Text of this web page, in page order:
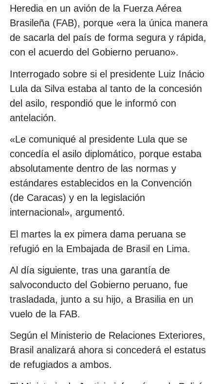
Heredia en un avión de la Fuerza Aérea
Brasileña (FAB), porque «era la única manera
de sacarla del país de forma segura y rápida,
con el acuerdo del Gobierno peruano».
Interrogado sobre si el presidente Luiz Inácio
Lula da Silva estaba al tanto de la concesión
del asilo, respondió que le informó con
antelación.
«Le comuniqué al presidente Lula que se
concedía el asilo diplomático, porque estaba
absolutamente dentro de las normas y
estándares establecidos en la Convención
(de Caracas) y en la legislación
internacional», argumentó.
El martes la ex pimera dama peruana se
refugió en la Embajada de Brasil en Lima.
Al día siguiente, tras una garantía de
salvoconducto del Gobierno peruano, fue
trasladada, junto a su hijo, a Brasilia en un
vuelo de la FAB.
Según el Ministerio de Relaciones Exteriores,
Brasil analizará ahora si concederá el estatus
de refugiados a ambos.